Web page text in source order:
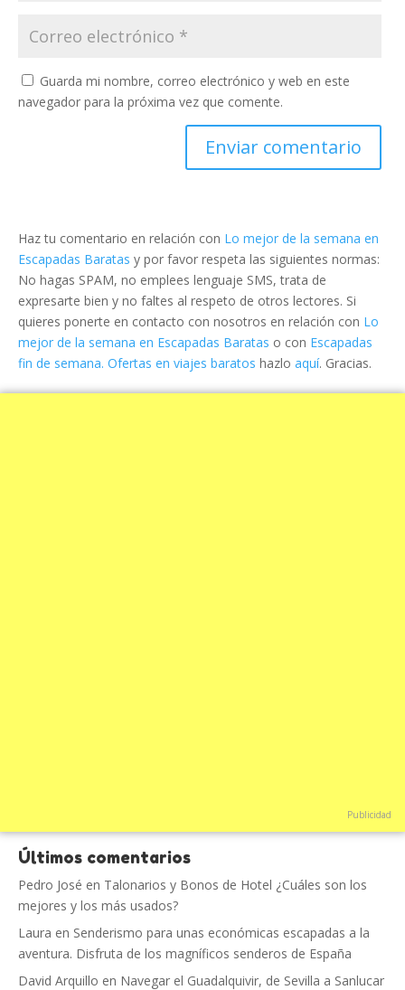
Guarda mi nombre, correo electrónico y web en este
navegador para la próxima vez que comente.
Haz tu comentario en relación con Lo mejor de la semana en
Escapadas Baratas y por favor respeta las siguientes normas:
No hagas SPAM, no emplees lenguaje SMS, trata de
expresarte bien y no faltes al respeto de otros lectores. Si
quieres ponerte en contacto con nosotros en relación con Lo
mejor de la semana en Escapadas Baratas o con Escapadas
fin de semana. Ofertas en viajes baratos hazlo aquí. Gracias.
Publicidad
Últimos comentarios
Pedro José en Talonarios y Bonos de Hotel ¿Cuáles son los
mejores y los más usados?
Laura en Senderismo para unas económicas escapadas a la
aventura. Disfruta de los magníficos senderos de España
David Arquillo en Navegar el Guadalquivir, de Sevilla a Sanlucar